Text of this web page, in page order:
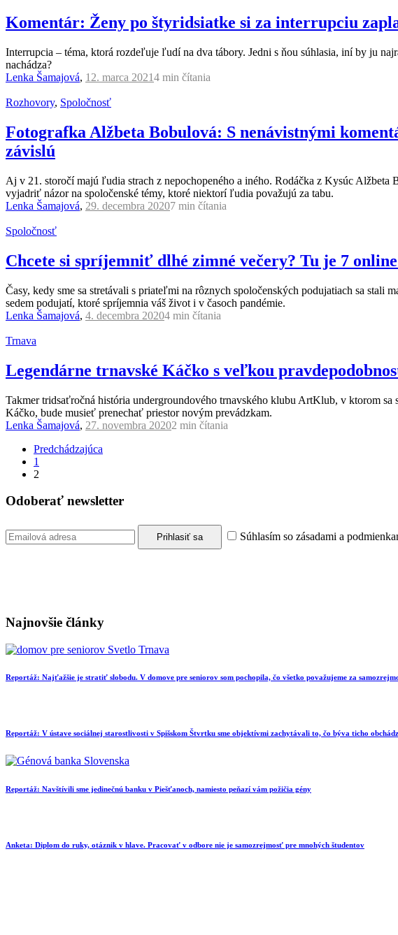
Komentár: Ženy po štyridsiatke si za interrupciu
Interrupcia – téma, ktorá rozdeľuje ľudí na dva tábory. Jedni s ňou súhlasia, iní by ju
nachádza?
Lenka Šamajová, 12. marca 20214 min čítania
Rozhovory, Spoločnosť
Fotografka Alžbeta Bobulová: S nenávistnými
závislú
Aj v 21. storočí majú ľudia strach z nepochopeného a iného. Rodáčka z Kysúc
vyjadriť názor na spoločenské témy, ktoré niektorí ľudia považujú za tabu.
Lenka Šamajová, 29. decembra 20207 min čítania
Spoločnosť
Chcete si spríjemniť dlhé zimné večery? Tu je 7
Časy, kedy sme sa stretávali s priateľmi na rôznych spoločenských podujatiach sa stali
sedem podujatí, ktoré spríjemnia váš život i v časoch pandémie.
Lenka Šamajová, 4. decembra 20204 min čítania
Trnava
Legendárne trnavské Káčko s veľkou
Takmer tridsaťročná história undergroundového trnavského klubu ArtKlub, v ktorom
Káčko, bude musieť prenechať priestor novým prevádzkam.
Lenka Šamajová, 27. novembra 20202 min čítania
Predchádzajúca
1
2
Odoberať newsletter
Súhlasím so zásadami a
Najnovšie články
Reportáž: Najťažšie je stratiť slobodu. V domove pre seniorov som pochopila, čo všetko považujeme za
Reportáž: V ústave sociálnej starostlivosti v Spišskom Štvrtku sme objektívmi zachytávali to, čo býva ticho
Reportáž: Navštívili sme jedinečnú banku v Piešťanoch, namiesto peňazí vám požičia gény
Anketa: Diplom do ruky, otáznik v hlave. Pracovať v odbore nie je samozrejmosť pre mnohých študentov